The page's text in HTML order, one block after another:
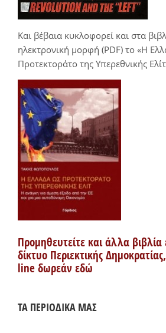
Και βέβαια κυκλοφορεί και στα
ηλεκτρονική μορφή (PDF) το «Η
Προτεκτοράτο της Υπερεθνικής
Προμηθευτείτε και άλλα βιβλία
δίκτυο Περιεκτικής
line δωρεάν εδώ
ΤΑ ΠΕΡΙΟΔΙΚΑ ΜΑΣ